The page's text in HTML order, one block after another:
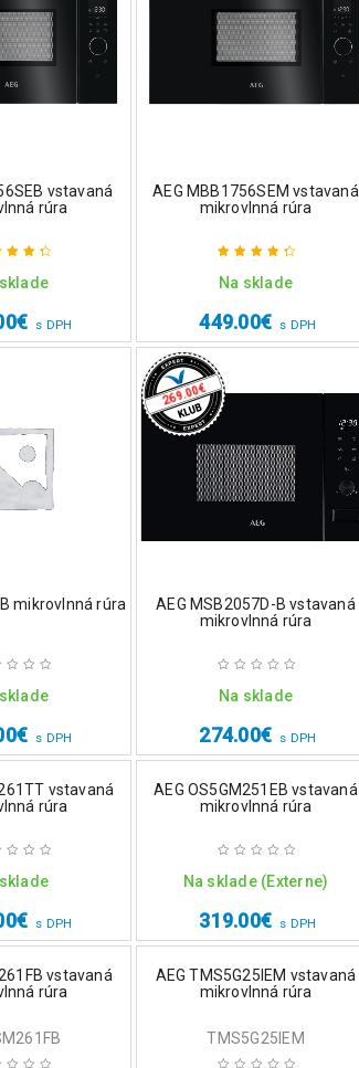
vstavaná
rúra
€ s DPH
AEG MBB1756SEM vstavaná
mikrovlnná rúra
Hodnotenie
Na sklade
449.00€ s DPH
mikrovlnná rúra
€ s DPH
269.00€
AEG MSB2057D-B vstavaná
mikrovlnná rúra
Na sklade
274.00€ s DPH
vstavaná
rúra
€ s DPH
AEG OS5GM251EB vstavaná
mikrovlnná rúra
Na sklade (Externe)
319.00€ s DPH
vstavaná
rúra
AEG TMS5G25IEM vstavaná
mikrovlnná rúra
TMS5G25IEM